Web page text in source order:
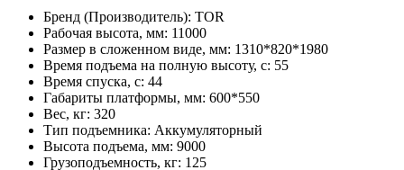
Бренд (Производитель): TOR
Рабочая высота, мм: 11000
Размер в сложенном виде, мм: 1310*820*1980
Время подъема на полную высоту, с: 55
Время спуска, с: 44
Габариты платформы, мм: 600*550
Вес, кг: 320
Тип подъемника: Аккумуляторный
Высота подъема, мм: 9000
Грузоподъемность, кг: 125